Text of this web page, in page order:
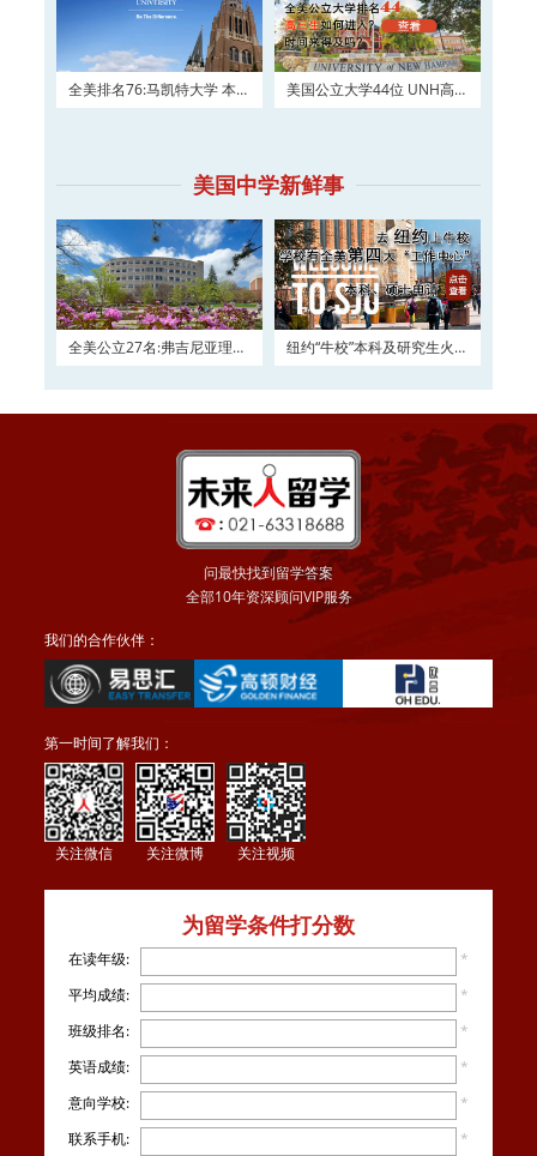
全美排名76:马凯特大学 本科
美国公立大学44位 UNH高三
美国中学新鲜事
全美公立27名:弗吉尼亚理工
纽约“牛校”本科及研究生火热
问最快找到留学答案
全部10年资深顾问VIP服务
我们的合作伙伴：
第一时间了解我们：
关注微信 关注微博 关注视频
为留学条件打分数
在读年级:
*
平均成绩:
*
班级排名:
*
英语成绩:
*
意向学校:
*
联系手机:
*